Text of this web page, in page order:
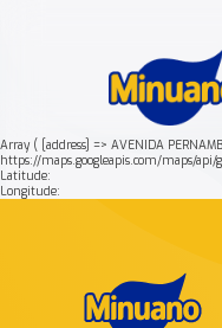
Array ( [address] => AVENIDA
https://maps.googleapis.com/maps/api/
Latitude:
Longitude: